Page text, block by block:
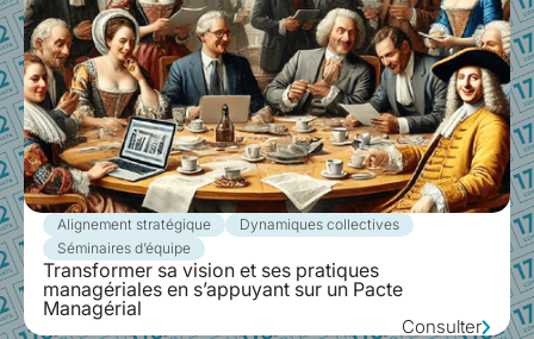
Alignement stratégique
Dynamiques collectives
Séminaires d’équipe
Transformer sa vision et ses pratiques
managériales en s’appuyant sur un Pacte
Managérial
Consulter